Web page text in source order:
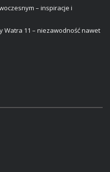
– inspiracje i
Watra 11 – niezawodność nawet